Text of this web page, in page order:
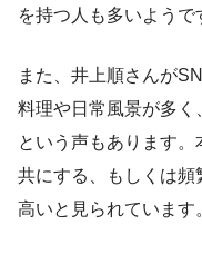
を持つ人も多いようで
また、井上順さんが
料理や日常風景が多く
という声もあります
共にする、もしくは
高いと見られています